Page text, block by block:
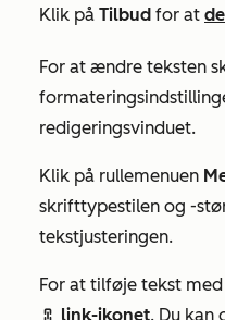
Klik på Tilbud for at
For at ændre teksten
redigeringsvinduet.
Klik på rullemenuen
skrifttypestilen og -
tekstjusteringen.
For at tilføje tekst
link-ikonet. Du kan